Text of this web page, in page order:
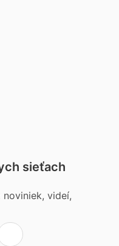
sieťach
videí,